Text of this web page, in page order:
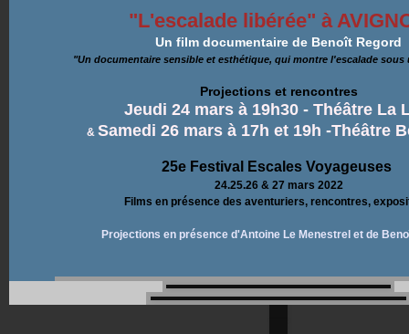
"L'escalade libérée" à
Un film documentaire de Benoît Regord
"Un documentaire sensible et esthétique, qui montre l'escalade sous
Projections et rencontres
Jeudi 24 mars à 19h30 - Théâtre La
& Samedi 26 mars à 17h et 19h -Théâtre
25e Festival Escales Voyageuses
24.25.26 & 27 mars 2022
Films en présence des aventuriers, rencontres,
Projections en présence d'Antoine Le Menestrel et de